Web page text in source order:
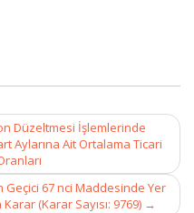
Düzeltmesi İşlemlerinde
Aylarına Ait Ortalama Ticari
Geçici 67 nci Maddesinde Yer
(Karar Sayısı: 9769) →